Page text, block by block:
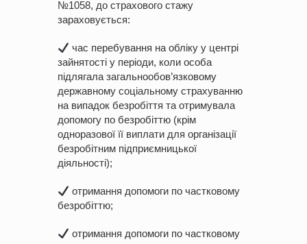
№1058, до страхового стажу
зараховується:
час перебування на обліку у центрі
зайнятості у періоди, коли особа
підлягала загальнообов’язковому
державному соціальному страхуванню
на випадок безробіття та отримувала
допомогу по безробіттю (крім
одноразової її виплати для організації
безробітним підприємницької
діяльності);
отримання допомоги по частковому
безробіттю;
отримання допомоги по частковому